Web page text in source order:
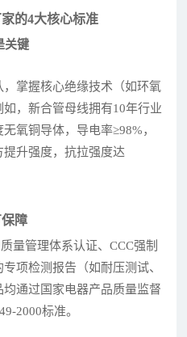
的4大核心标准
关键
掌握核心绝缘技术（如环氧
，新合管母线拥有10年行业
氧铜导体，导电率≥98%，
升强度，抗拉强度达
障
量管理体系认证、CCC强制
项检测报告（如耐压测试、
通过国家电器产品质量监督
2000标准。